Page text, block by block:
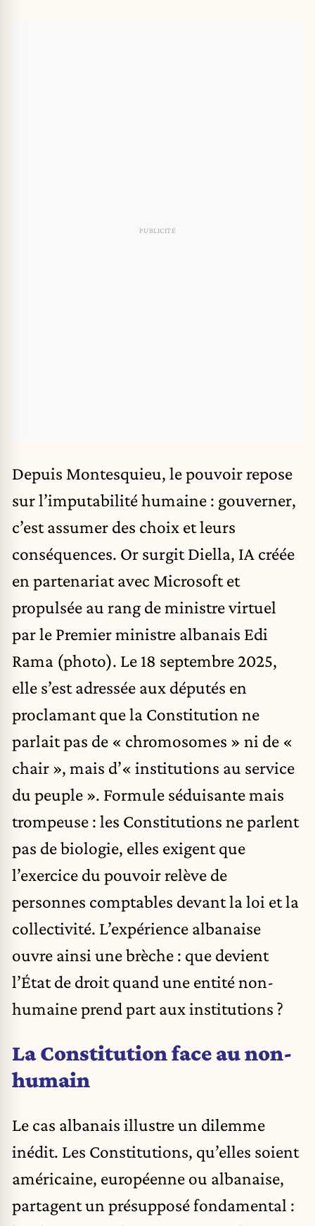
Depuis Montesquieu, le pouvoir repose
sur l’imputabilité humaine : gouverner,
c’est assumer des choix et leurs
conséquences. Or surgit Diella, IA créée
en partenariat avec Microsoft et
propulsée au rang de ministre virtuel
par le Premier ministre albanais Edi
Rama (photo). Le 18 septembre 2025,
elle s’est adressée aux députés en
proclamant que la Constitution ne
parlait pas de « chromosomes » ni de «
chair », mais d’« institutions au service
du peuple ». Formule séduisante mais
trompeuse : les Constitutions ne parlent
pas de biologie, elles exigent que
l’exercice du pouvoir relève de
personnes comptables devant la loi et la
collectivité. L’expérience albanaise
ouvre ainsi une brèche : que devient
l’État de droit quand une entité non-
humaine prend part aux institutions ?
La Constitution face au non-
humain
Le cas albanais illustre un dilemme
inédit. Les Constitutions, qu’elles soient
américaine, européenne ou albanaise,
partagent un présupposé fondamental :